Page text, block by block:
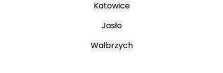
Katowice
Jasło
Wałbrzych